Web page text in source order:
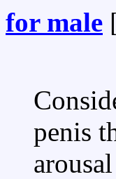
for male
penis